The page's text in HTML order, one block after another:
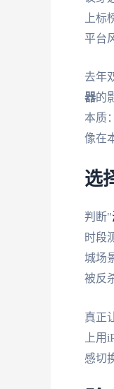
上标
平台
去年
器的
本质
像在
选
判断"
时段
城场
被反
真正
上
感切